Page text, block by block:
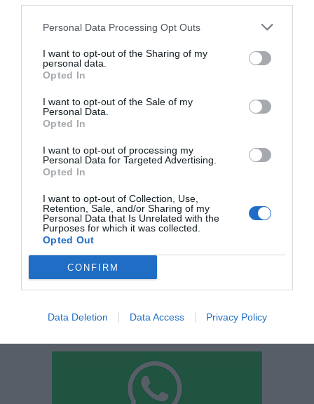
Personal Data Processing Opt Outs
I want to opt-out of the Sharing of my
personal data.
Opted In
I want to opt-out of the Sale of my
Personal Data.
Opted In
I want to opt-out of processing my
Personal Data for Targeted Advertising.
Opted In
I want to opt-out of Collection, Use,
Retention, Sale, and/or Sharing of my
Personal Data that Is Unrelated with the
Purposes for which it was collected.
Opted Out
CONFIRM
Data Deletion Data Access Privacy Policy
¿Te ha interesado este artículo?
Suscríbete a nuestro newsletter y recibe cada dia
en tu correo lo más destacado de Hispanidad
Tu correo electrónico...
He leído y acepto lascondiciones legales